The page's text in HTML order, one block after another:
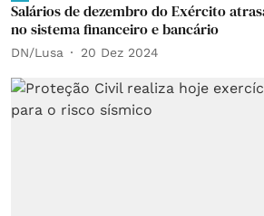
Salários de dezembro do Exército
no sistema financeiro e bancário
DN/Lusa 20 Dez 2024